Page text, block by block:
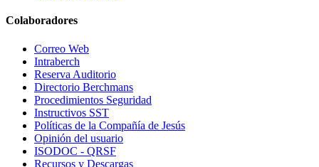
Colaboradores
Correo Web
Intraberch
Reserva Auditorio
Directorio Berchmans
Procedimientos Seguridad
Instructivos SST
Políticas de la Compañía de Jesús
Opinión del usuario
ISODOC - QRSF
Recursos y Descargas